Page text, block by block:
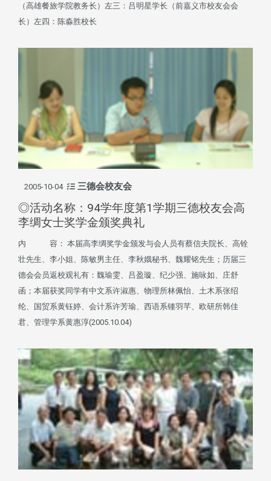
（高雄餐旅学院教务长）左三：吕明星学长（前嘉义市校友会会
长）左四：陈淼胜校长
2005-10-04 三德会校友会
◎活动名称：94学年度第1学期三德校友会高
李绸女士奖学金颁奖典礼
内 容： 本届高李绸奖学金颁发与会人员有蔡信夫院长、高铨
壮先生、李小姐、陈敏男主任、李秋娥秘书、魏耀铭先生；历届三
德会会员返校观礼有：魏瑜雯、吕盈璇、纪少强、施咏如、庄舒
函；本届获奖同学有中文系许淑惠、物理所林佩怡、土木系张绍
纶、国贸系黄钰婷、会计系许芳瑜、西语系锺羽芊、欧研所韩佳
君、管理学系黄惠淳(2005.10.04)